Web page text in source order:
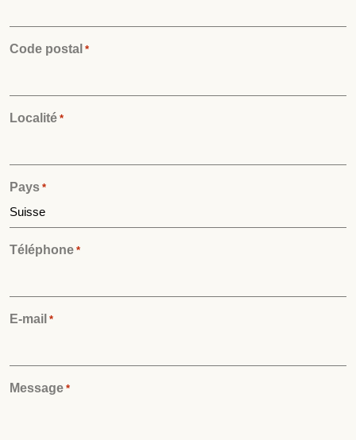
Code postal *
Localité *
Pays *
Téléphone *
E-mail *
Message *